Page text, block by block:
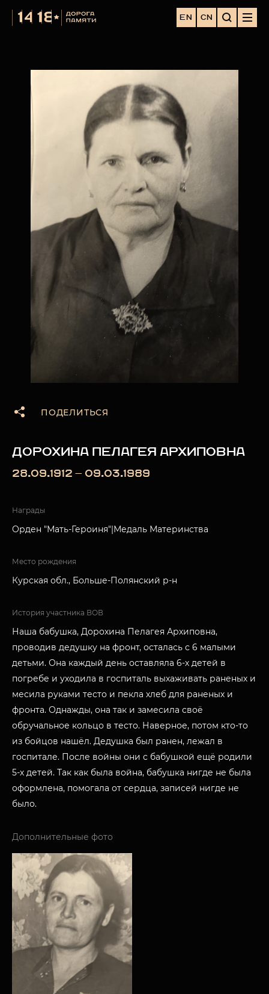
EN CN
ПОДЕЛИТЬСЯ
ДОРОХИНА ПЕЛАГЕЯ АРХИПОВНА
28.09.1912 — 09.03.1989
Награды
Орден "Мать-Героиня"|Медаль Материнства
Место рождения
Курская обл., Больше-Полянский р-н
История участника ВОВ
Наша бабушка, Дорохина Пелагея Архиповна,
проводив дедушку на фронт, осталась с 6 малыми
детьми. Она каждый день оставляла 6-х детей в
погребе и уходила в госпиталь выхаживать раненых и
месила руками тесто и пекла хлеб для раненых и
фронта. Однажды, она так и замесила своё
обручальное кольцо в тесто. Наверное, потом кто-то
из бойцов нашёл. Дедушка был ранен, лежал в
госпитале. После войны они с бабушкой ещё родили
5-х детей. Так как была война, бабушка нигде не была
оформлена, помогала от сердца, записей нигде не
было.
Дополнительные фото